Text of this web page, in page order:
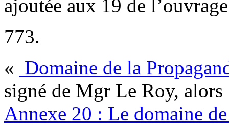
ajoutée aux 19 de
773.
« Domaine de la
signé de Mgr Le Roy,
Annexe 20 : Le domaine